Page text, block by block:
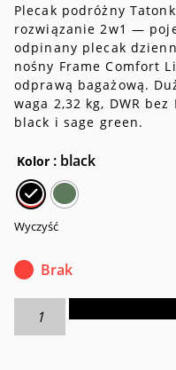
Plecak podróżny
rozwiązanie 2w1 —
odpinany plecak
nośny Frame Comfort
odprawą bagażową.
waga 2,32 kg, DWR
black i sage green.
Kolor : black
Wyczyść
Brak
Plecak